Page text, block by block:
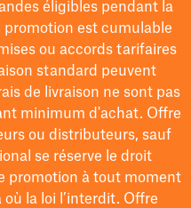
éligibles pendant la
promotion est cumulable
ou accords tarifaires
standard peuvent
de livraison ne sont pas
minimum d'achat. Offre
ou distributeurs, sauf
se réserve le droit
promotion à tout moment
la loi l’interdit. Offre